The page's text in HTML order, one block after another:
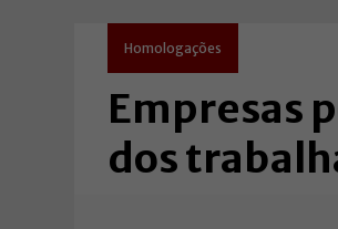
Homologações
Empresas
dos